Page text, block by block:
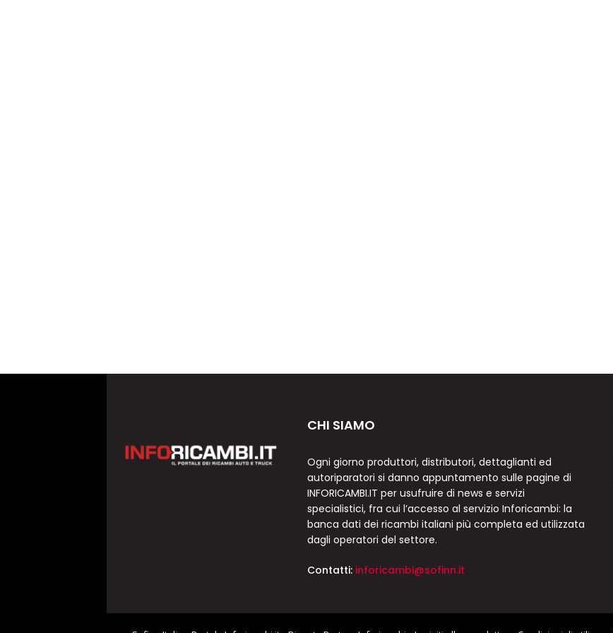
CHI SIAMO
Ogni giorno produttori, distributori, dettaglianti ed
autoriparatori si danno appuntamento sulle pagine di
INFORICAMBI.IT per usufruire di news e servizi
specialistici, fra cui l’accesso al servizio Inforicambi: la
banca dati dei ricambi italiani più completa ed utilizzata
dagli operatori del settore.
Contatti: inforicambi@sofinn.it